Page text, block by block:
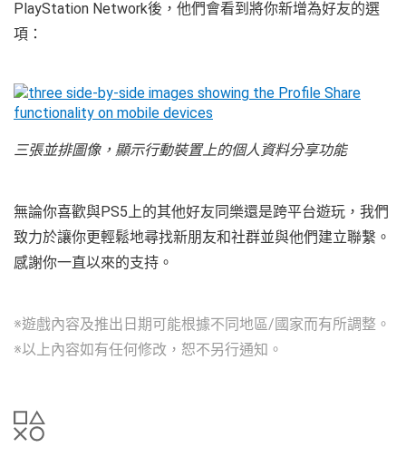
PlayStation Network後，他們會看到將你新增為好友的選
項：
三張並排圖像，顯示行動裝置上的個人資料分享功能
無論你喜歡與PS5上的其他好友同樂還是跨平台遊玩，我們
致力於讓你更輕鬆地尋找新朋友和社群並與他們建立聯繫。
感謝你一直以來的支持。
※遊戲內容及推出日期可能根據不同地區/國家而有所調整。
※以上內容如有任何修改，恕不另行通知。